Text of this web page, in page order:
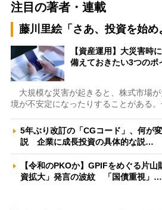
注目の著者・連載
藤川里絵「さあ、投資を始め
【資産運用】大災害時
備えておきたい3つの
大規模な災害が起きると、株式市場
境が不安定になったりすることがある。
5年ぶり改訂の「CGコード」、何が
説 企業に成長投資の具体的な説…
【令和のPKOか】GPIFをめぐる片
資拡大」発言の波紋 「国債重視」…